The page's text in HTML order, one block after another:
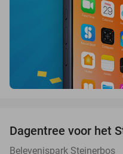
Dagentree voor het
Belevenispark Steinerbos